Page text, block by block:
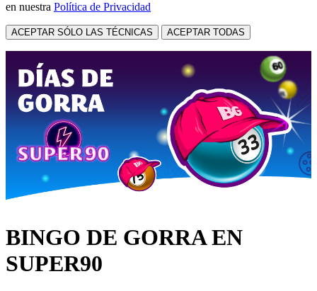
en nuestra Política de Privacidad
ACEPTAR SÓLO LAS TÉCNICAS ACEPTAR TODAS
BINGO DE GORRA EN
SUPER90